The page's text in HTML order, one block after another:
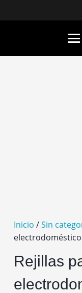
Inicio /Sin
Rejillas